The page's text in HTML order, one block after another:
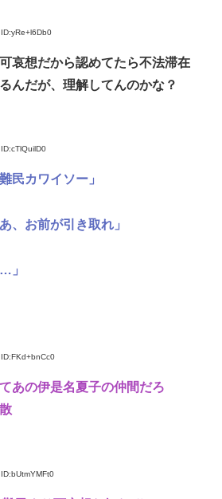
ID:yRe+l6Db0
哀想だから認めてたら不法滞在
んだが、理解してんのかな？
ID:cTlQuilD0
民カワイソー」
、お前が引き取れ」
」
ID:FKd+bnCc0
あの伊是名夏子の仲間だろ
ID:bUtmYMFt0